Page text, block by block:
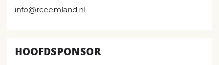
info@rceemland.nl
HOOFDSPONSOR